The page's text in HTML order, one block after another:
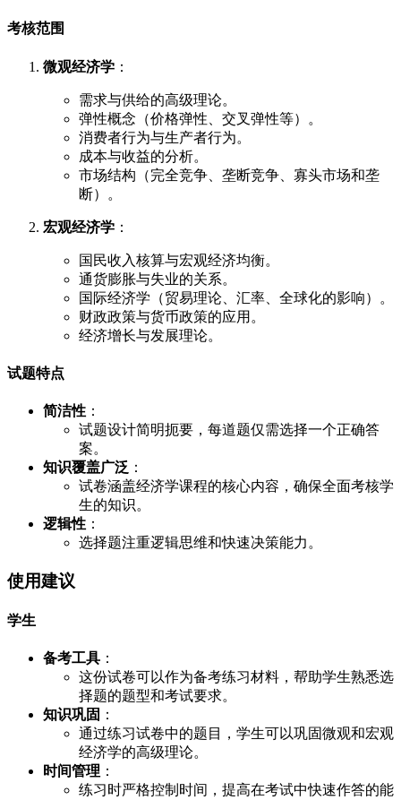
考核范围
微观经济学 ：
需求与供给的高级理论。
弹性概念（价格弹性、交叉弹性等）。
消费者行为与生产者行为。
成本与收益的分析。
市场结构（完全竞争、垄断竞争、寡头市场和垄
断）。
宏观经济学 ：
国民收入核算与宏观经济均衡。
通货膨胀与失业的关系。
国际经济学（贸易理论、汇率、全球化的影响）。
财政政策与货币政策的应用。
经济增长与发展理论。
试题特点
简洁性 ：
试题设计简明扼要，每道题仅需选择一个正确答
案。
知识覆盖广泛 ：
试卷涵盖经济学课程的核心内容，确保全面考核学
生的知识。
逻辑性 ：
选择题注重逻辑思维和快速决策能力。
使用建议
学生
备考工具 ：
这份试卷可以作为备考练习材料，帮助学生熟悉选
择题的题型和考试要求。
知识巩固 ：
通过练习试卷中的题目，学生可以巩固微观和宏观
经济学的高级理论。
时间管理 ：
练习时严格控制时间，提高在考试中快速作答的能